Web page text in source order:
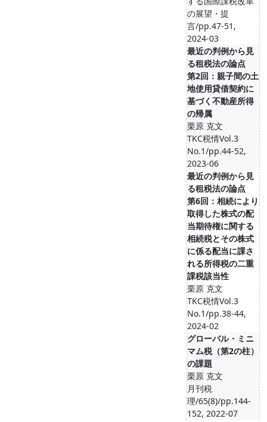
の展望・提
言/pp.47-51,
2024-03
最近の判例から見
る租税法の論点
第2回：親子間の土
地使用貸借契約に
基づく不動産所得
の帰属
栗原 克文
TKC税情Vol.3
No.1/pp.44-52,
2023-06
最近の判例から見
る租税法の論点
第6回：相続により
取得した株式の配
当期待権に関する
相続税とその株式
に係る配当に課さ
れる所得税の二重
課税該当性
栗原 克文
TKC税情Vol.3
No.1/pp.38-44,
2024-02
グローバル・ミニ
マム税（第2の柱）
の課題
栗原 克文
月刊税
理/65(8)/pp.144-
152, 2022-07